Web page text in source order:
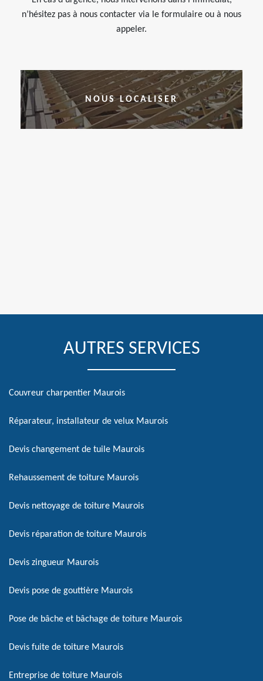
n’hésitez pas à nous contacter via le formulaire ou à nous
appeler.
NOUS LOCALISER
AUTRES SERVICES
Couvreur charpentier Maurois
Réparateur, installateur de velux Maurois
Devis changement de tuile Maurois
Rehaussement de toiture Maurois
Devis nettoyage de toiture Maurois
Devis réparation de toiture Maurois
Devis zingueur Maurois
Devis pose de gouttière Maurois
Pose de bâche et bâchage de toiture Maurois
Devis fuite de toiture Maurois
Entreprise de toiture Maurois